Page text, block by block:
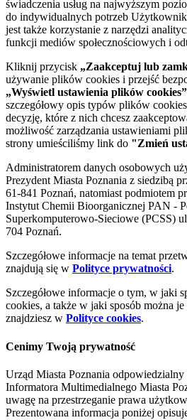
świadczenia usług na najwyższym
do indywidualnych potrzeb
jest także korzystanie z narzędzi
funkcji mediów społecznościowych i
Kliknij przycisk „Zaakceptuj lub
używanie plików cookies i przejść
„Wyświetl ustawienia plików cookies”
szczegółowy opis typów plików
decyzję, które z nich chcesz
możliwość zarządzania ustawieniami
strony umieściliśmy link do "Zmień
Administratorem danych osobowych
Prezydent Miasta Poznania z siedzibą
61-841 Poznań, natomiast podmiotem
Instytut Chemii Bioorganicznej PAN -
Superkomputerowo-Sieciowe (PCSS)
704 Poznań.
Szczegółowe informacje na temat
znajdują się w Polityce prywatności.
Szczegółowe informacje o tym, w jaki
cookies, a także w jaki sposób można
znajdziesz w Polityce cookies.
Cenimy Twoją prywatność
Urząd Miasta Poznania
Informatora Multimedialnego Miasta
uwagę na przestrzeganie prawa
Prezentowana informacja poniżej